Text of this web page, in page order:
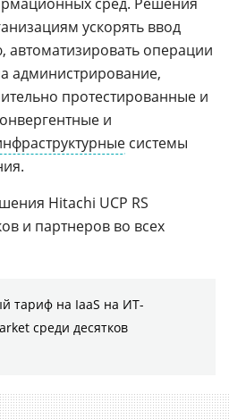
ускорять ввод
автоматизировать операции
администрирование,
протестированные и
и
системы
Hitachi UCP RS
и партнеров во всех
тариф на IaaS на ИТ-
среди десятков